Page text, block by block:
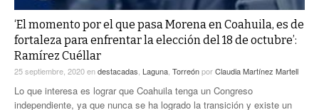
‘El momento por el que pasa Morena en Coahuila, es de
fortaleza para enfrentar la elección del 18 de octubre’:
Ramírez Cuéllar
25 septiembre, 2020endestacadas Laguna TorreónporClaudia Martínez Martell
Lo que interesa es lograr que Coahuila tenga un Congreso
independiente, ya que nunca se ha logrado la transición y existe un